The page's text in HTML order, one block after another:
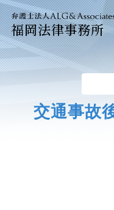
福岡法律事務所
交通事故